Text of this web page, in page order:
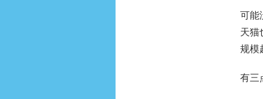
可能
天猫
规模
有三